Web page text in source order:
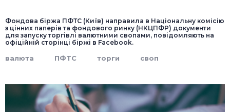
Фондова біржа ПФТС (Київ) направила в Національну комісію
з цінних паперів та фондового ринку (НКЦПФР) документи
для запуску торгівлі валютними свопами, повідомляють на
офіційній сторінці біржі в Facebоok.
валюта ПФТС торги своп